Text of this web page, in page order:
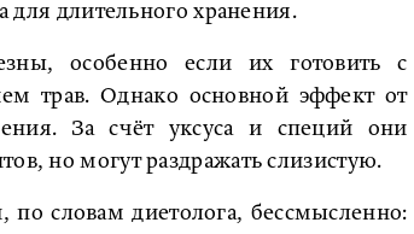
для длительного хранения.
особенно если их готовить с
трав. Однако основной эффект от
За счёт уксуса и специй они
но могут раздражать слизистую.
словам диетолога, бессмысленно: